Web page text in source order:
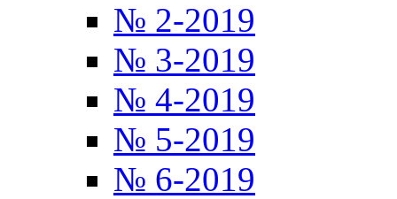
№ 2-2019
№ 3-2019
№ 4-2019
№ 5-2019
№ 6-2019